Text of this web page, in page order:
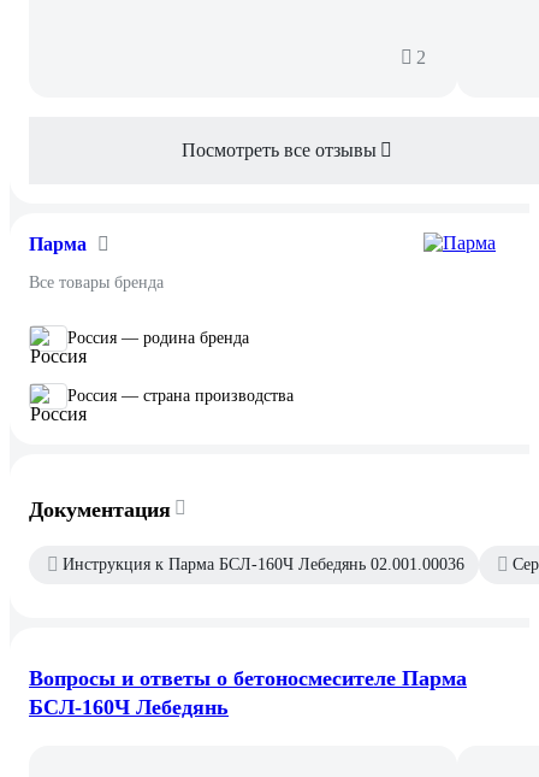
2
Посмотреть все отзывы
Парма
Все товары бренда
Россия — родина бренда
Россия — страна производства
Документация
Инструкция к Парма БСЛ-160Ч Лебедянь 02.001.00036
Вопросы и ответы о бетоносмесителе Парма
БСЛ-160Ч Лебедянь